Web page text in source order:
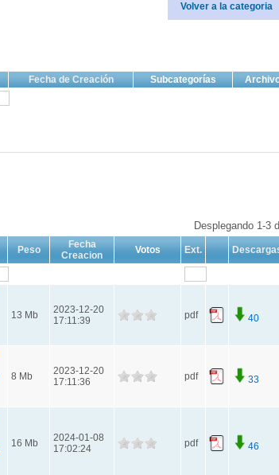
Fecha de Creación Subcategorías
Desplegando 1-3
Peso
Fecha
Creacion
Votos Ext.
13 Mb
2023-12-20
17:11:39
pdf 40
8 Mb
2023-12-20
17:11:36
pdf 33
16 Mb
2024-01-08
17:02:24
pdf 46
Volver a la categoria